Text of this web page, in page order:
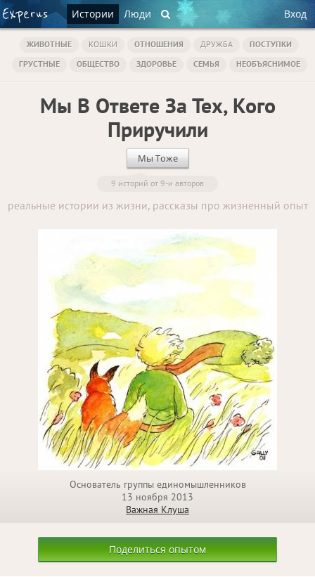
Истории Люди Вход
ЖИВОТНЫЕ КОШКИ ОТНОШЕНИЯ ДРУЖБА
ПОСТУПКИ
ГРУСТНЫЕ
ОБЩЕСТВО ЗДОРОВЬЕ СЕМЬЯ НЕОБЪЯСНИМОЕ
Мы В Ответе За Тех, Кого
Приручили
Мы Тоже
9 историй от 9-и авторов
реальные истории из жизни, рассказы про жизненный опыт
Основатель группы единомышленников
13 ноября 2013
Важная Клуша
Поделиться опытом